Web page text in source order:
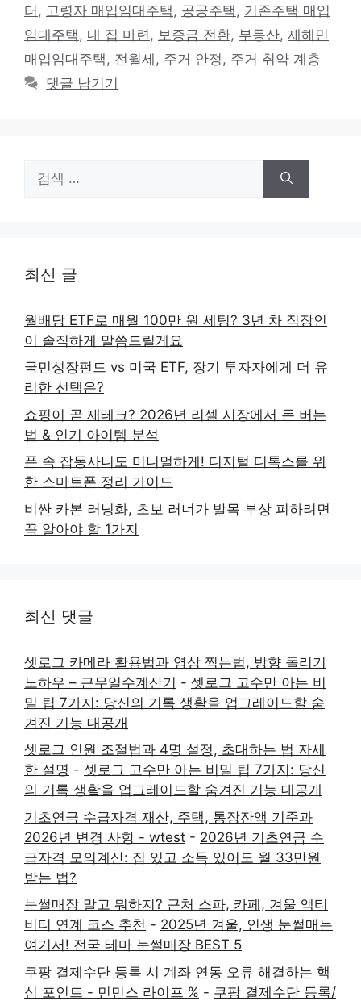
터 , 고령자 매입임대주택 , 공공주택 , 기존주택 매입
임대주택 , 내 집 마련 , 보증금 전환, 부동산, 재해민
매입임대주택 , 전월세 , 주거 안정 , 주거 취약 계층
댓글 남기기
색:
최신 글
월배당 ETF로 매월 100만 원 세팅? 3년 차 직장인
이 솔직하게 말씀드릴게요
국민성장펀드 vs 미국 ETF, 장기 투자자에게 더 유
리한 선택은?
쇼핑이 곧 재테크? 2026년 리셀 시장에서 돈 버는
법 & 인기 아이템 분석
폰 속 잡동사니도 미니멀하게! 디지털 디톡스를 위
한 스마트폰 정리 가이드
비싼 카본 러닝화, 초보 러너가 발목 부상 피하려면
꼭 알아야 할 1가지
최신 댓글
셋로그 카메라 활용법과 영상 찍는법, 방향 돌리기
노하우 – 근무일수계산기 - 셋로그 고수만 아는 비
밀 팁 7가지: 당신의 기록 생활을 업그레이드할 숨
겨진 기능 대공개
셋로그 인원 조절법과 4명 설정, 초대하는 법 자세
한 설명 - 셋로그 고수만 아는 비밀 팁 7가지: 당신
의 기록 생활을 업그레이드할 숨겨진 기능 대공개
기초연금 수급자격 재산, 주택, 통장잔액 기준과
2026년 변경 사항 - wtest - 2026년 기초연금 수
급자격 모의계산: 집 있고 소득 있어도 월 33만원
받는 법?
눈썰매장 말고 뭐하지? 근처 스파, 카페, 겨울 액티
비티 연계 코스 추천 - 2025년 겨울, 인생 눈썰매는
여기서! 전국 테마 눈썰매장 BEST 5
쿠팡 결제수단 등록 시 계좌 연동 오류 해결하는 핵
심 포인트 - 민민스 라이프 % - 쿠팡 결제수단 등록/